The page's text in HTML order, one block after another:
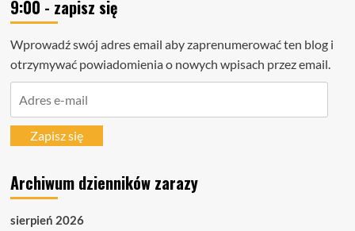
9:00 - zapisz się
Wprowadź swój adres email aby zaprenumerować ten blog i
otrzymywać powiadomienia o nowych wpisach przez email.
mailZapisz się
Archiwum dzienników zarazy
sierpień 2026